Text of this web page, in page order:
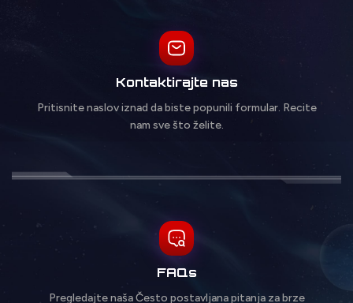
Kontaktirajte nas
Pritisnite naslov iznad da biste popunili formular. Recite
nam sve što želite.
FAQs
Pregledajte naša Često postavljana pitanja za brze